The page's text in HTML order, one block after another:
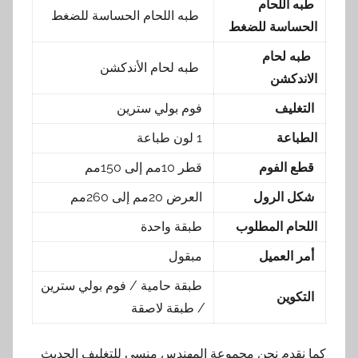
طبه اللحام
الحساسة للضغط
طبه اللحام الحساسة للضغط
طبه لحام
الاندكشن
طبه لحام الأندكشن
التغليف
فوم بولي سترين
الطباعة
قطع الفوم
قطر 10مم إلى 150مم
شكل الرول
العرض 20مم إلى 260مم
اللحام المطلوب
طبقة واحدة
أمر العميل
مبقول
التكوين
طبقة حامية / فوم بولي سترين
/ طبقة لاصقة
كما نقدم نحن مجموعة المهندس منسي للتغليف الحديث